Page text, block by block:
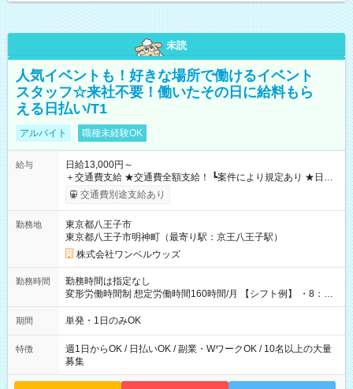
未読
人気イベントも！好きな場所で働けるイベント
スタッフ☆来社不要！働いたその日に給料もら
える日払い/T1
アルバイト 職種未経験OK
給与
日給13,000円～
＋交通費支給 ★交通費全額支給！ ┗案件により規定あり ★日払
いOK！（規定あり） ┗働いたその日に現金GET♪ お仕事後はコ
ンビニATMから 日払い分を引き落とせます！ 【試用期間】試
交通費別途支給あり
勤務地
東京都八王子市
東京都八王子市明神町（最寄り駅：京王八王子駅）
株式会社ワンベルウッズ
勤務時間
勤務時間は指定なし
変形労働時間制 想定労働時間160時間/月 【シフト例】 ・8：00
～21：00
期間 単発・1日のみOK
特徴
週1日からOK / 日払いOK / 副業・WワークOK / 10名以上の大量
募集